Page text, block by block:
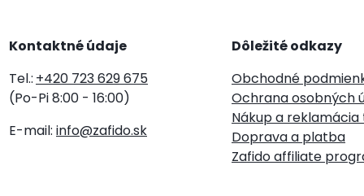
Kontaktné údaje
Tel.: +420 723 629 675
(Po-Pi 8:00 - 16:00)
E-mail: info@zafido.sk
Dôležité odkazy
Obchodné
Ochrana osobných
Nákup a
Doprava a platba
Zafido affiliate